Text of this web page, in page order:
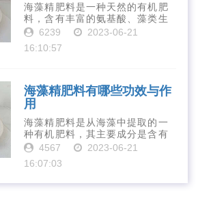
海藻精肥料是一种天然的有机肥
料，含有丰富的氨基酸、藻类生
长素、维生素、微量元素、蛋白
力、促进植物生长、增强植物抗
6239
2023-06-21
16:10:57
海藻精肥料有哪些功效与作
用
海藻精肥料是从海藻中提取的一
种有机肥料，其主要成分是含有
丰富的微量元素、植物生长素、
有增强作物生长、促进植物根系
4567
2023-06-21
16:07:03